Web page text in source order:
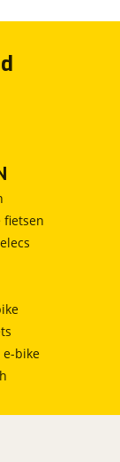
fietsen
e-bike